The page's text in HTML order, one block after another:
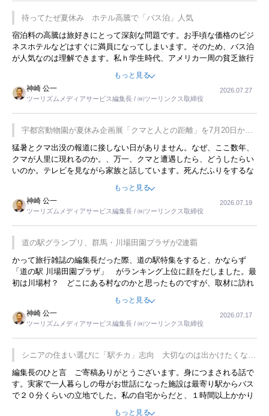
待ってたぜ夏休み ホテル高騰で「バス泊」人気
宿泊料の高騰は旅好きにとって深刻な問題です。お手頃な価格のビジ
ネスホテルなどはすぐに満員になってしまいます。そのため、バス泊
が人気なのは理解できます。私ｈ学生時代、アメリカ一周の貧乏旅行
をした時は、移動はグレイハウンドバスでした。夕方から夜の便を利
用してホテル代を浮かせていました。ただし、若いからできたことで
す。若い人が夜行バスで京都に行った、青森に行ったと聞くと、疲れ
が残らないのかなと思ってしまいます。
もっと見る
神崎 公一
ツーリズムメディアサービス編集長 / ㈱ツーリンクス取締役
2026.07.27
宇都宮動物園が夏休み企画展「クマと人との距離」を7月20日から
開催
猛暑とクマ出没の報道に接しない日がありません。なぜ、ここ数年、
クマが人里に現れるのか。、万一、クマと遭遇したら、どうしたらい
いのか。テレビを見ながら家族と話しています。死んだふりをするな
んてことは、冗談でもいえません。そんな中で、この企画展はタイム
もっと見る
神崎 公一
ツーリズムメディアサービス編集長 / ㈱ツーリンクス取締役
2026.07.19
道の駅グランプリ、群馬・川場田園プラザが2連覇
かって旅行雑誌の編集長だった際、道の駅特集をすると、かならず
「道の駅 川場田園プラザ」 がランキング上位に顔をだしました。最
初は川場村？ どこにある村なのかと思ったものですが、取材に訪れ
永井 彰一社長にインタビューしたら、興味深い話が次々が飛び出しま
した。プレゼンも巧みで、今でも思い出すことが２つあります。一つ
は、従業員に東京ディズニーランドを見学させ、サービス業、接客業
の何かを理解してもらっていることです。 もう一つは1800円もする
プレミアムヨーグルトを販売するにあたり、社内に懸念もあったそう
です。永井社長は、駐車場に都内ナンバーの高級外車が停まっている
ことに目をつけ、高級商品でも売れると確信したそうです。今回の記
事を懐かしく読みました。
もっと見る
神崎 公一
ツーリズムメディアサービス編集長 / ㈱ツーリンクス取締役
2026.07.17
シニアの住まい選びに「駅チカ」志向 大切なのは出かけたくなる
暮らし
編集長のひと言 ご寄稿ありがとうございます。身につまされる話で
す。実家で一人暮らしの母がお世話になった施設は最寄り駅からバス
で２０分くらいの立地でした。私の自宅からだと、１時間以上かかり
ました。母の住まいから近いという理由で、その施設を選択したので
もっと見る